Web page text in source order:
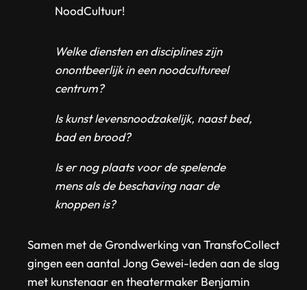
NoodCultuur!
Welke diensten en disciplines zijn
onontbeerlijk in een noodcultureel
centrum?
Is kunst levensnoodzakelijk, naast bed,
bad en brood?
Is er nog plaats voor de spelende
mens als de beschaving naar de
knoppen is?
Samen met de Grondwerking van TransfoCollect
gingen een aantal Jong Gewei-leden aan de slag
met kunstenaar en theatermaker Benjamin